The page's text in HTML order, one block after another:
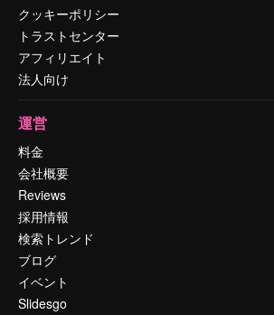
クッキーポリシー
トラストセンター
アフィリエイト
法人向け
運営
料金
会社概要
Reviews
採用情報
検索トレンド
ブログ
イベント
Slidesgo